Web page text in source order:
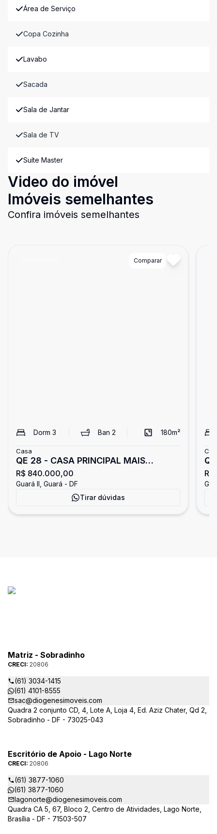
Área de Serviço
Copa Cozinha
Lavabo
Sacada
Sala de Jantar
Sala de TV
Suíte Master
Video do imóvel
Imóveis semelhantes
Confira imóveis semelhantes
Comparar
Dorm 3 Ban2 180m²
Casa
QE 28 - CASA PRINCIPAL MAIS
EDÍCULA - 03 QUARTOS SENDO UMA
SUÍTE - ACEITA FINANCIAMENTO -
R$ 840.000,00
Guará II, Guará - DF
Tirar dúvidas
Matriz - Sobradinho
CRECI: 20806
(61) 3034-1415
(61) 4101-8555
sac@diogenesimoveis.com
Quadra 2 conjunto CD, 4, Lote A, Loja 4, Ed. Aziz Chater, Qd 2,
Sobradinho - DF - 73025-043
Escritório de Apoio - Lago Norte
CRECI: 20806
(61) 3877-1060
(61) 3877-1060
lagonorte@diogenesimoveis.com
Quadra CA 5, 67, Bloco 2, Centro de Atividades, Lago Norte,
Brasília - DF - 71503-507